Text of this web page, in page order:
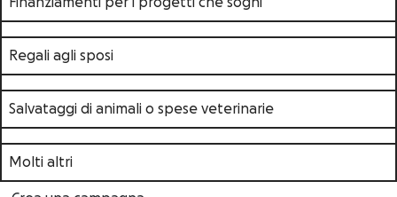
Regali agli sposi
Salvataggi di animali o spese veterinarie
Molti altri